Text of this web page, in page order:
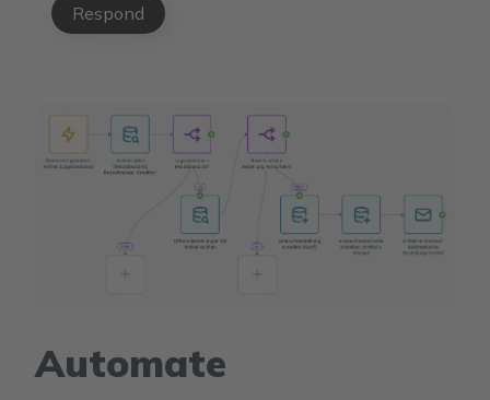
Respond
Automate